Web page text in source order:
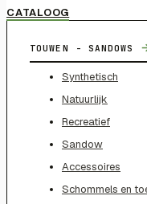
CATALOOG
TOUWEN - SANDOWS
Synthetisch
Natuurlijk
Recreatief
Sandow
Accessoires
Schommels en